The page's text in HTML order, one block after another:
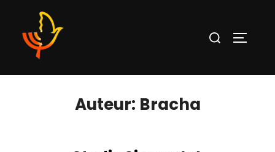
Auteur: Bracha